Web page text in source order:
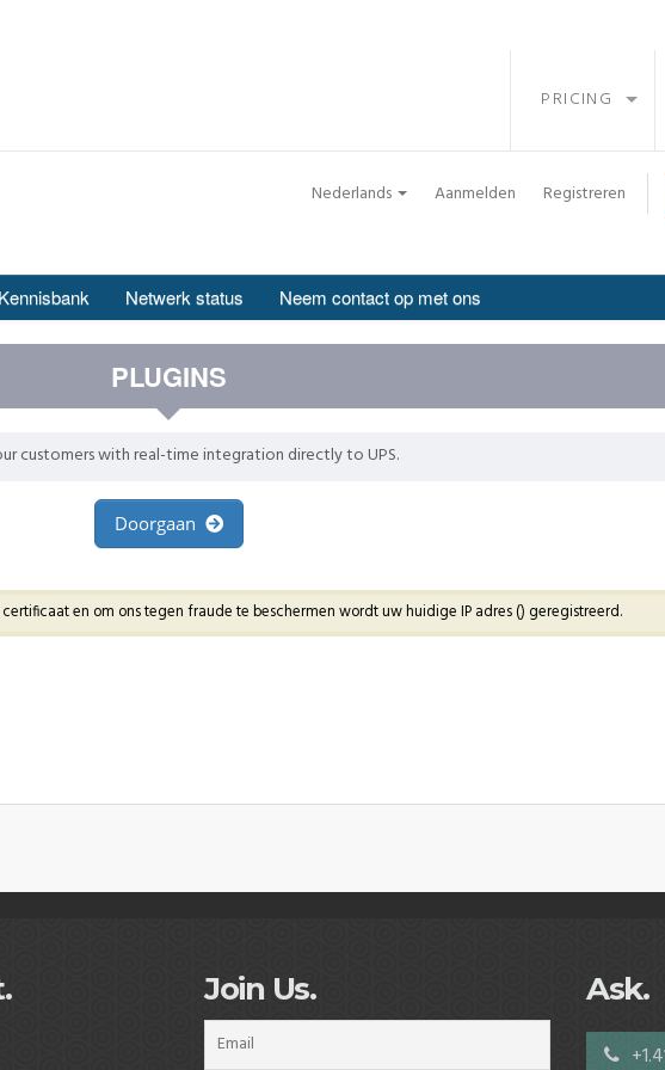
PRICING
Nederlands Aanmelden Registreren
Kennisbank Netwerk status Neem contact op met ons
PLUGINS
customers with real-time integration directly to UPS.
Doorgaan
en om ons tegen fraude te beschermen wordt uw huidige IP adres () geregistreerd.
Join Us. Ask.